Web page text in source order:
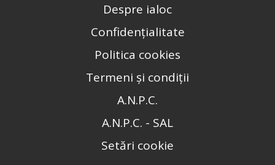
Despre ialoc
Confidențialitate
Politica cookies
Termeni și condiții
A.N.P.C.
A.N.P.C. - SAL
Setări cookie